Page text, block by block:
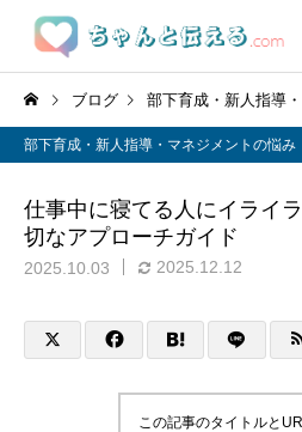
ブログ 部下育成・新人指導
部下育成・新人指導・マネジメントの悩み
仕事中に寝てる人にイライ
切なアプローチガイド
2025.10.03 2025.12.12
この記事のタイトルと